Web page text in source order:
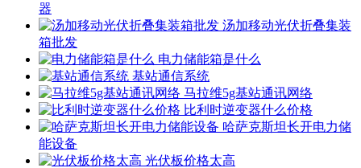
器
汤加移动光伏折叠集装
箱批发
电力储能箱是什么
基站通信系统
马拉维5g基站通讯网络
比利时逆变器什么价格
哈萨克斯坦长开电力储
能设备
光伏板价格太高